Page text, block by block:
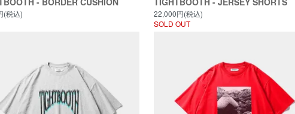
(税込)
22,000円(税込)
SOLD OUT